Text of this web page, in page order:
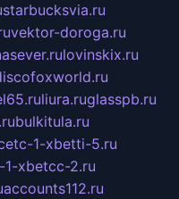
starbucksvia.ru
vektor-doroga.ru
lovinskix.ru
liura.ruglasspb.ru
bulkitula.ru
1-xbetti-5.ru
xbetcc-2.ru
accounts112.ru